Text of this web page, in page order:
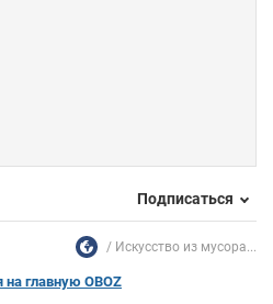
Подписаться
Искусство из мусора...
на главную OBOZ